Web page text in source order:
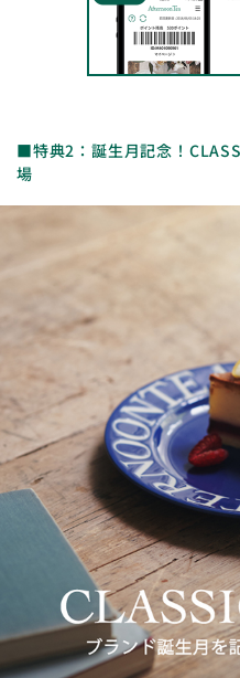
■特典2：誕生月記念！
場